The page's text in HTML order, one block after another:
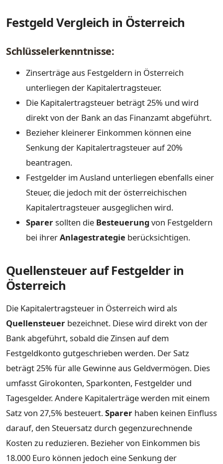
Festgeld Vergleich in Österreich
Schlüsselerkenntnisse:
Zinserträge aus Festgeldern in Österreich
unterliegen der Kapitalertragsteuer.
Die Kapitalertragsteuer beträgt 25% und wird
direkt von der Bank an das Finanzamt abgeführt.
Bezieher kleinerer Einkommen können eine
Senkung der Kapitalertragsteuer auf 20%
beantragen.
Festgelder im Ausland unterliegen ebenfalls einer
Steuer, die jedoch mit der österreichischen
Kapitalertragsteuer ausgeglichen wird.
Sparersollten die Besteuerungvon Festgeldern
bei ihrerAnlagestrategie berücksichtigen.
Quellensteuer auf Festgelder in
Österreich
Die Kapitalertragsteuer in Österreich wird als
Quellensteuer bezeichnet. Diese wird direkt von der
Bank abgeführt, sobald die Zinsen auf dem
Festgeldkonto gutgeschrieben werden. Der Satz
beträgt 25% für alle Gewinne aus Geldvermögen. Dies
umfasst Girokonten, Sparkonten, Festgelder und
Tagesgelder. Andere Kapitalerträge werden mit einem
Satz von 27,5% besteuert.Sparer haben keinen Einfluss
darauf, den Steuersatz durch gegenzurechnende
Kosten zu reduzieren. Bezieher von Einkommen bis
18.000 Euro können jedoch eine Senkung der